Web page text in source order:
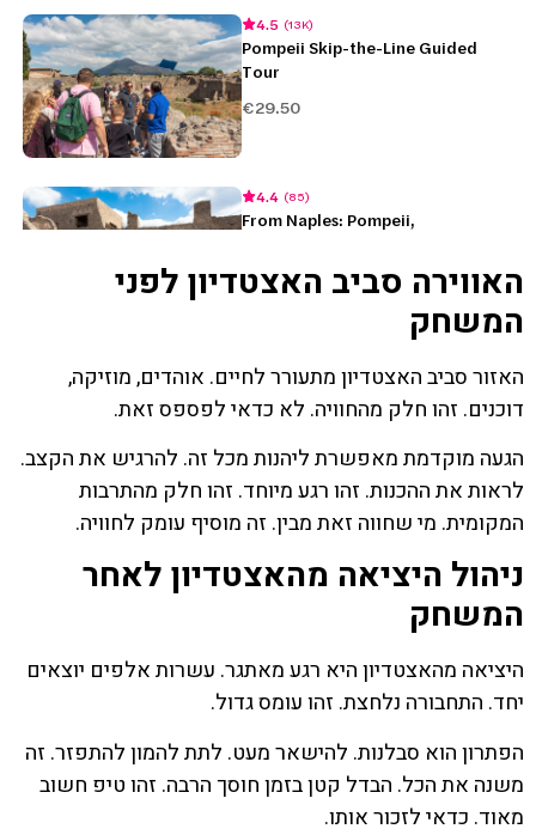
האווירה סביב האצטדיון לפני
המשחק
האזור סביב האצטדיון מתעורר לחיים. אוהדים, מוזיקה,
דוכנים. זהו חלק מהחוויה. לא כדאי לפספס זאת.
הגעה מוקדמת מאפשרת ליהנות מכל זה. להרגיש את הקצב.
לראות את ההכנות. זהו רגע מיוחד. זהו חלק מהתרבות
המקומית. מי שחווה זאת מבין. זה מוסיף עומק לחוויה.
ניהול היציאה מהאצטדיון לאחר
המשחק
היציאה מהאצטדיון היא רגע מאתגר. עשרות אלפים יוצאים
יחד. התחבורה נלחצת. זהו עומס גדול.
הפתרון הוא סבלנות. להישאר מעט. לתת להמון להתפזר. זה
משנה את הכל. הבדל קטן בזמן חוסך הרבה. זהו טיפ חשוב
מאוד. כדאי לזכור אותו.